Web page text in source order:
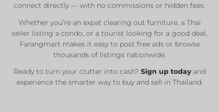
connect directly — with no commissions or hidden fees.
Whether you’re an expat clearing out furniture, a Thai
seller listing a condo, or a tourist looking for a good deal,
Farangmart makes it easy to post free ads or browse
thousands of listings nationwide.
Ready to turn your clutter into cash? Sign up todayand
experience the smarter way to buy and sell in Thailand.